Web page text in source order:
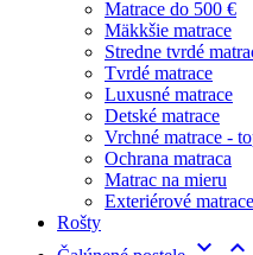
Matrace do 500 €
Mäkkšie matrace
Stredne tvrdé
Tvrdé matrace
Luxusné matrace
Detské matrace
Vrchné matrace -
Ochrana matraca
Matrac na mieru
Exteriérové matrace
Rošty
keyboard_arrow_down keyboard_arrow_up